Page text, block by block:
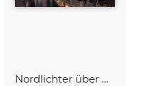
Nordlichter über Berlin – ein seltenes Schauspiel